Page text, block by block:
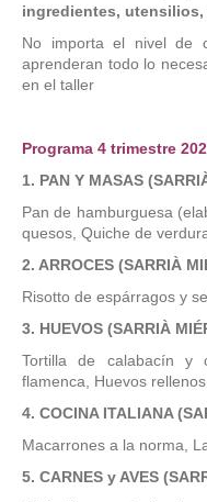
ingredientes,
No importa el nivel de
aprenderan todo lo
en el taller
Programa 4 trimestre
1. PAN Y MASAS
Pan de hamburguesa
quesos, Quiche de
2. ARROCES (SARRIÀ
Risotto de espárragos y
3. HUEVOS (SARRIÀ
Tortilla de calabacín y
flamenca, Huevos
4. COCINA ITALIANA
Macarrones a la norma,
5. CARNES y AVES (